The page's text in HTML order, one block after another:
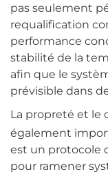
pas seulement
requalification
performance
stabilité de la
afin que le
prévisible dans
La propreté et le
également
est un protocole
pour ramener